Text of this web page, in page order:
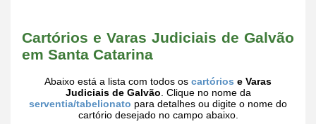
Cartórios e Varas Judiciais de Galvão
em Santa Catarina
Abaixo está a lista com todos os cartórios e Varas
Judiciais de Galvão . Clique no nome da
serventia/tabelionato para detalhes ou digite o nome do
cartório desejado no campo abaixo.